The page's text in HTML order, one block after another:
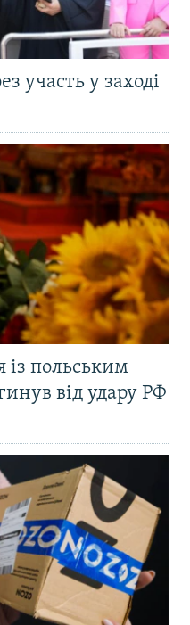
участь у заході
із польським
від удару РФ